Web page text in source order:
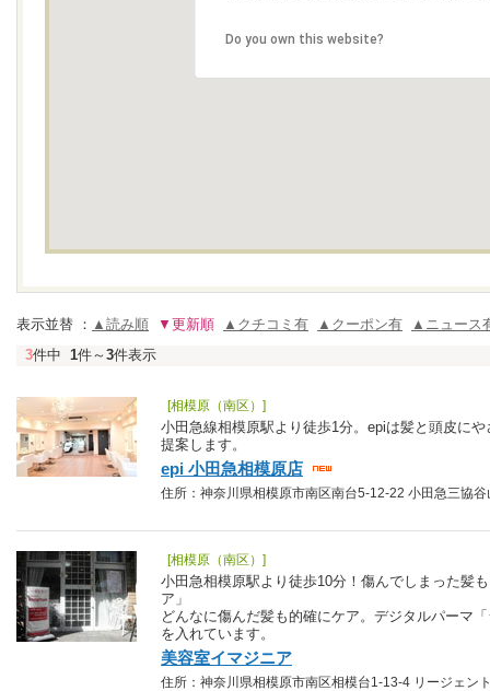
Do you own this website?
表示並替 ： ▲読み順 ▼更新順 ▲クチコミ有 ▲クーポン有
▲ニュース
3件中 1件～ 3件表示
[相模原（南区）]
小田急線相模原駅より徒歩1分。epiは髪と頭皮に
提案します。
epi 小田急相模原店
住所：神奈川県相模原市南区南台5-12-22 小田急三協
[相模原（南区）]
小田急相模原駅より徒歩10分！傷んでしまった髪
ア」
どんなに傷んだ髪も的確にケア。デジタルパーマ
を入れています。
美容室イマジニア
住所：神奈川県相模原市南区相模台1-13-4 リージェン